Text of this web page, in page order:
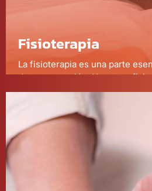
Fisioterapia
La fisioterapia es una parte
de recuperación. Nuestros
trabajan con usted para
rehabilitación que se adapte a
objetivos individuales.
Más información